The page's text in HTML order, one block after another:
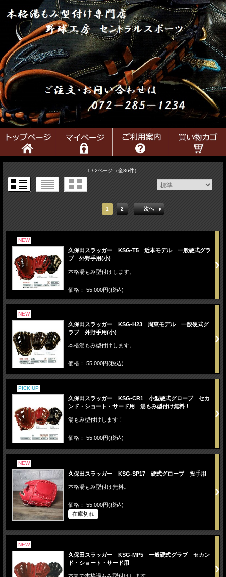
1 / 2ページ（全36件）
1 2 次へ
NEW
久保田スラッガー KSG-T5 近本モデル 一般硬式グラ
ブ 外野手用(小)
本格湯もみ型付けします。
価格： 55,000円(税込)
NEW
久保田スラッガー KSG-H23 周東モデル 一般硬式グ
ラブ 外野手用(小)
本格湯もみ型付けします。
価格： 55,000円(税込)
PICK UP
久保田スラッガー KSG-CR1 小型硬式グローブ セカ
ンド・ショート・サード用 湯もみ型付け無料！
湯もみ型付けします！
価格： 55,000円(税込)
NEW
久保田スラッガー KSG-SP17 硬式グローブ 投手用
本格湯もみ型付け無料。
価格： 55,000円(税込)
在庫切れ
NEW
久保田スラッガー KSG-MP5 一般硬式グラブ セカン
ド・ショート・サード用